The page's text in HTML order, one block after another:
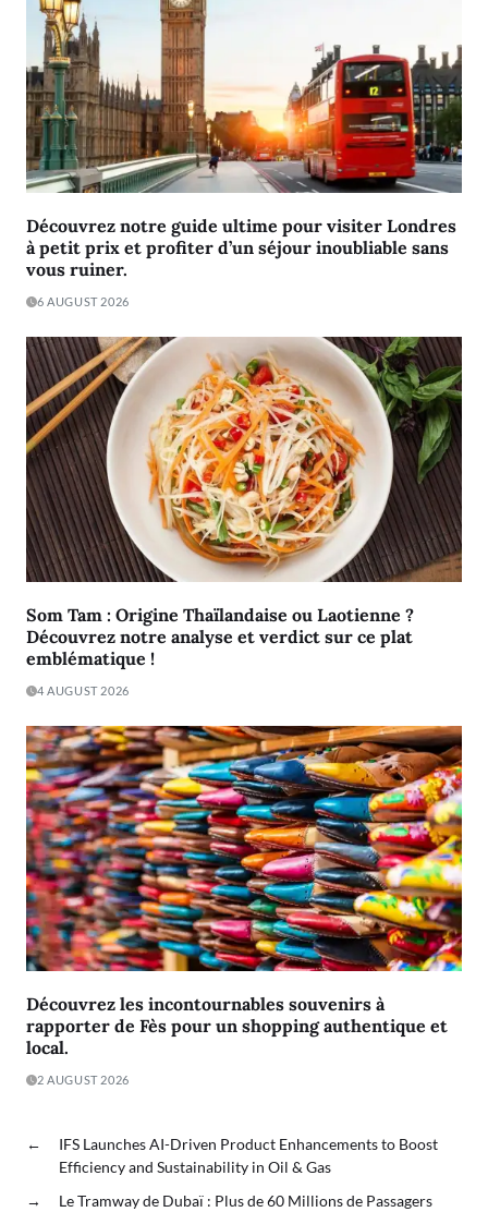
Découvrez notre guide ultime pour visiter Londres
à petit prix et profiter d’un séjour inoubliable sans
vous ruiner.
6 AUGUST 2026
Som Tam : Origine Thaïlandaise ou Laotienne ?
Découvrez notre analyse et verdict sur ce plat
emblématique !
4 AUGUST 2026
Découvrez les incontournables souvenirs à
rapporter de Fès pour un shopping authentique et
local.
2 AUGUST 2026
←
IFS Launches AI-Driven Product Enhancements to Boost
Efficiency and Sustainability in Oil & Gas
→
Le Tramway de Dubaï : Plus de 60 Millions de Passagers